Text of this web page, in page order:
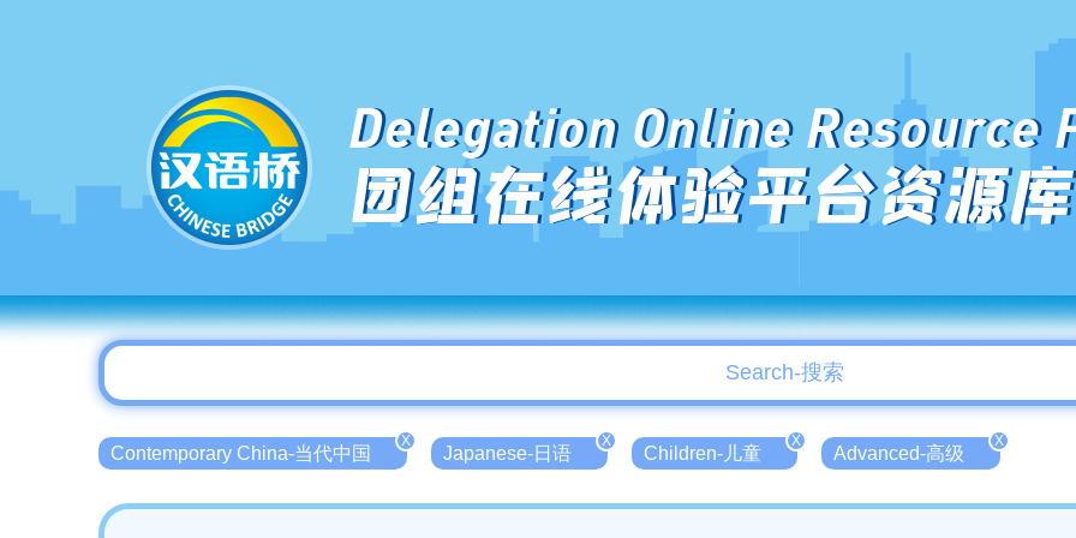
Delegation Online Resource
团组在线体验平台资源库
Contemporary China-当代中国
X
Japanese-日语
X
Children-儿童
X
Advanced-高级
X